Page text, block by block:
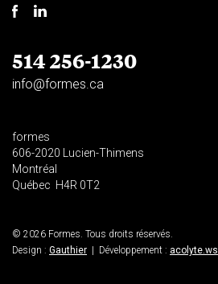
514 256-1230
info@formes.ca
formes
606-2020 Lucien-Thimens
Montréal
Québec H4R 0T2
© 2026 Formes. Tous droits réservés.
Design : Gauthier | Développement : acolyte.ws